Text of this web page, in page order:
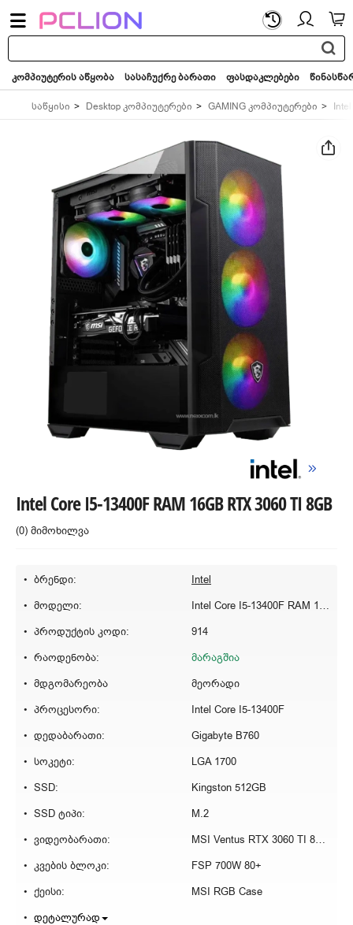
საძიებო
სიტყვა...
კომპიუტერის აწყობა სასაჩუქრე ბარათი ფასდაკლებები
საწყისი Desktop კომპიუტერები GAMING კომპიუტერები Intel
Intel Core I5-13400F RAM 16GB RTX 3060 TI 8GB
(0) მიმოხილვა
ბრენდი:
Intel
მოდელი:
Intel Core I5-13400F RAM 16GB RTX 3060 TI 8GB
პროდუქტის კოდი:
914
რაოდენობა:
მარაგშია
მდგომარეობა
მეორადი
პროცესორი:
Intel Core I5-13400F
დედაბარათი:
Gigabyte B760
სოკეტი:
LGA 1700
SSD:
Kingston 512GB
SSD ტიპი:
M.2
ვიდეობარათი:
MSI Ventus RTX 3060 TI 8GB
კვების ბლოკი:
FSP 700W 80+
ქეისი:
MSI RGB Case
დეტალურად